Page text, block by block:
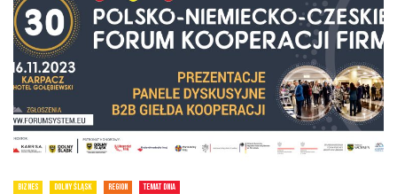
BIZNES DOLNY ŚLĄSK REGION TEMAT DNIA